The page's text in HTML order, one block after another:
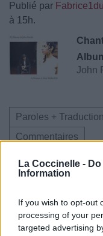
La Coccinelle -
Information
If you wish to opt-out
processing of your
targeted advertising
Publié par
à 15h.
John
Paroles + Traduction
Commentaires
Pour prolonger
Vous aimez
Télécharger